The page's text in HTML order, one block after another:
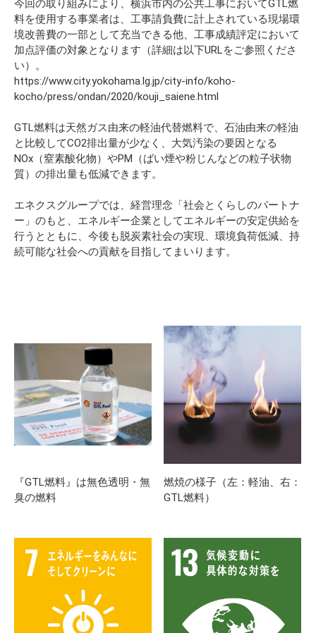
今回の取り組みにより、横浜市内の公共工事においてGTL燃
料を使用する事業者は、工事請負費に計上されている現場環
境改善費の一部として充当できる他、工事成績評定において
加点評価の対象となります（詳細は以下URLをご参照くださ
い）。
https://www.city.yokohama.lg.jp/city-info/koho-
kocho/press/ondan/2020/kouji_saiene.html
GTL燃料は天然ガス由来の軽油代替燃料で、石油由来の軽油
と比較してCO2排出量が少なく、大気汚染の要因となる
NOx（窒素酸化物）やPM（ばい煙や粉じんなどの粒子状物
質）の排出量も低減できます。
エネクスグループでは、経営理念「社会とくらしのパートナ
ー」のもと、エネルギー企業としてエネルギーの安定供給を
行うとともに、今後も脱炭素社会の実現、環境負荷低減、持
続可能な社会への貢献を目指してまいります。
『GTL燃料』は無色透明・無
臭の燃料
燃焼の様子（左：軽油、右：
GTL燃料）